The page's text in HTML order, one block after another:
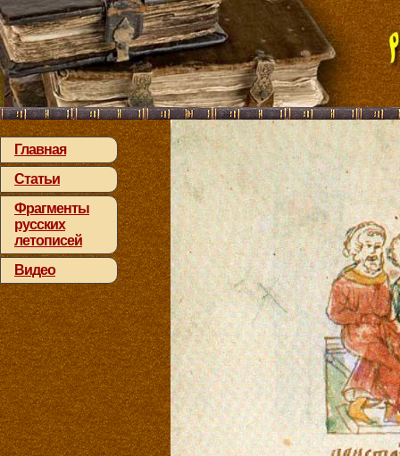
Главная
Статьи
Фрагменты
русских
летописей
Видео